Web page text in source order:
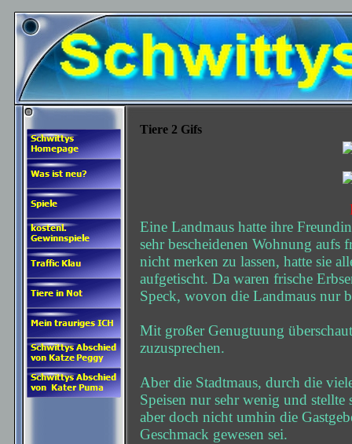
Tiere 2 Gifs
Eine Landmaus hatte ihre
sehr bescheidenen Wohnung
nicht merken zu lassen, hatte sie
aufgetischt. Da waren frische
Speck, wovon die Landmaus nur
Mit großer Genugtuung
zuzusprechen.
Aber die Stadtmaus, durch die
Speisen nur sehr wenig und
aber doch nicht umhin die
Geschmack gewesen sei.